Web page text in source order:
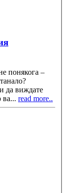
понякога –
да виждате
ва... read more..